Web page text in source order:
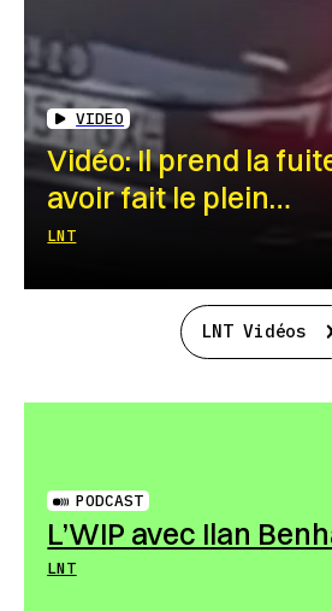
VIDEO
Vidéo: Il prend la
avoir fait le plein…
LNT
LNT Vidéos
PODCAST
L’WIP avec Ilan
LNT